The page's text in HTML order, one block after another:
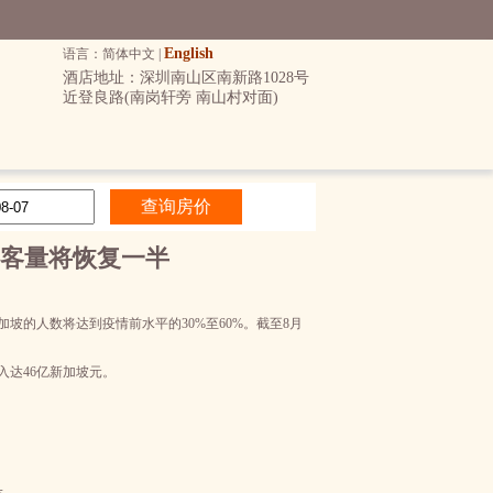
语言：简体中文 | English
酒店地址：深圳南山区南新路1028号
近登良路(南岗轩旁 南山村对面)
量将恢复一半
的人数将达到疫情前水平的30%至60%。截至8月
46亿新加坡元。